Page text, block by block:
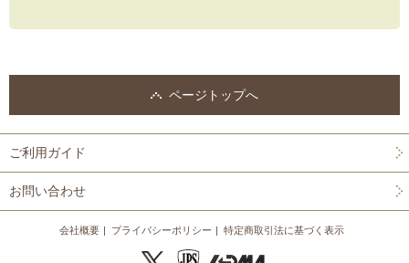
ページトップへ
ご利用ガイド
お問い合わせ
会社概要 プライバシーポリシー 特定商取引法に基づく表示